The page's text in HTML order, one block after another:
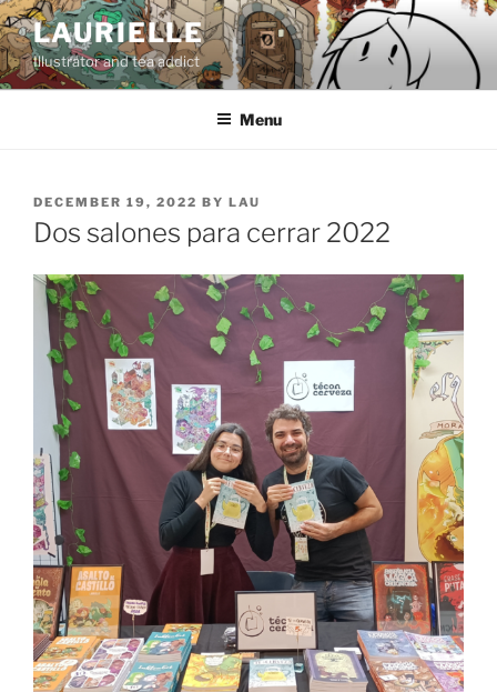
Skip
to
content
LAURIELLE
Illustrator and tea addict
Menu
POSTED
ON
DECEMBER 19, 2022 BY LAU
Dos salones para cerrar 2022